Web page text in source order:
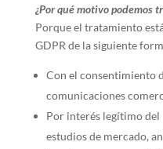
¿Por qué motivo podemos
Porque el tratamiento
GDPR de la siguiente
Con el consentimiento
comunicaciones
Por interés legítimo del
estudios de mercado,